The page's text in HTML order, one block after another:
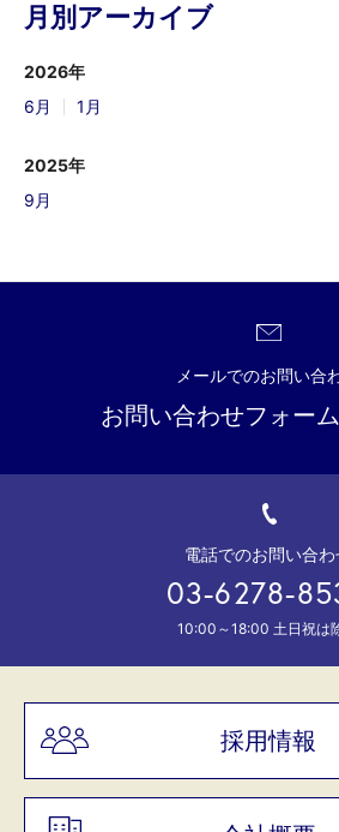
月別アーカイブ
2026年
6月
1月
2025年
9月
メールでのお問い合
お問い合わせフォー
電話でのお問い合わ
03-6278-
10:00～18:00 土日祝は
採用情報